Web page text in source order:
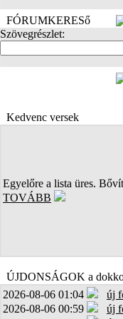
FÓRUMKERESő
Szövegrészlet:
Kedvenc versek
Egyelőre a lista üres.
TOVÁBB
ÚJDONSÁGOK a
2026-08-06 01:04
új
2026-08-06 00:59
új